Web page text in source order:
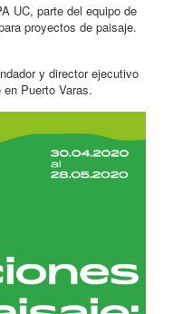
UC, parte del equipo de
proyectos de paisaje.
y director ejecutivo
Puerto Varas.